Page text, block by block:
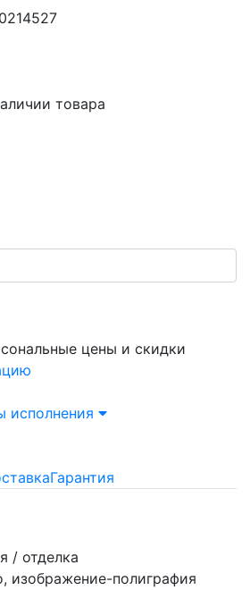
товара
цены и скидки
исполнения
Гарантия
/ отделка
изображение-полиграфия